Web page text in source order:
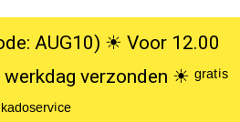
AUG10) ☀︎ Voor 12.00
verzonden ☀︎ ᵍʳᵃᵗⁱˢ
ᵏᵃᵈᵒˢᵉʳᵛⁱᶜᵉ